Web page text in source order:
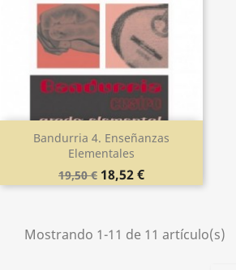
Bandurria 4. Enseñanzas
Elementales
19,50 € 18,52 €
Mostrando 1-11 de 11 artículo(s)